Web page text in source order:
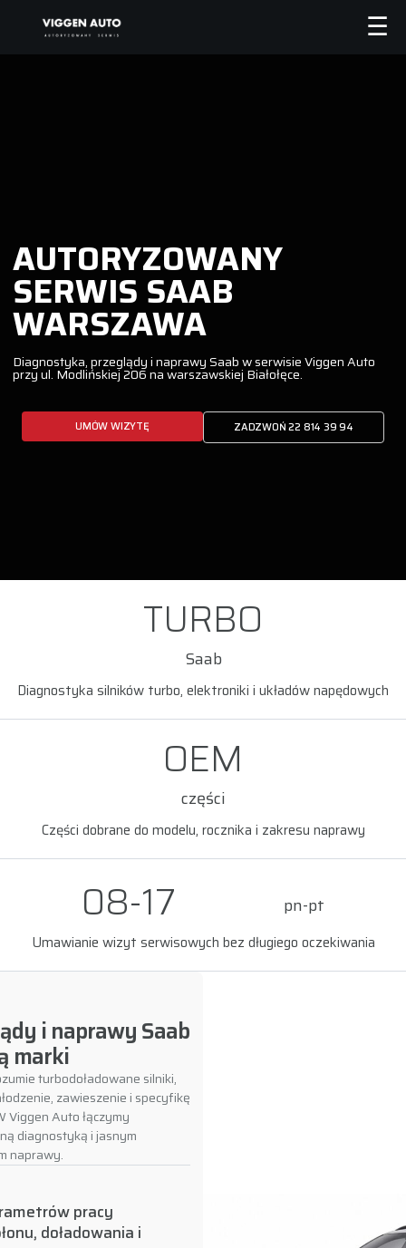
AUTORYZOWANY
SERWIS SAAB
WARSZAWA
Diagnostyka, przeglądy i naprawy Saab w serwisie Viggen Auto
przy ul. Modlińskiej 206 na warszawskiej Białołęce.
UMÓW WIZYTĘ ZADZWOŃ 22 814 39 94
TURBO
Saab
Diagnostyka silników turbo, elektroniki i układów napędowych
OEM
części
Części dobrane do modelu, rocznika i zakresu naprawy
08-17 pn-pt
Umawianie wizyt serwisowych bez długiego oczekiwania
i naprawy Saab
marki
turbodoładowane silniki,
zawieszenie i specyfikę
Auto łączymy
diagnostyką i jasnym
naprawy.
pracy
doładowania i